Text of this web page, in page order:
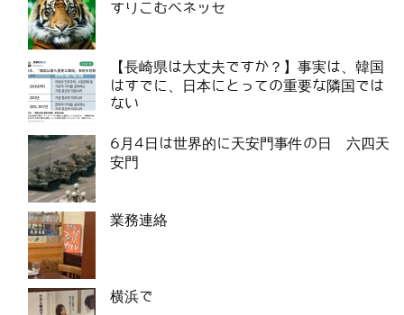
すりこむベネッセ
【長崎県は大丈夫ですか？】事実は、韓国
はすでに、日本にとっての重要な隣国では
ない
6月4日は世界的に天安門事件の日 六四天
安門
業務連絡
横浜で